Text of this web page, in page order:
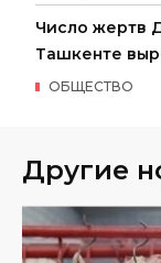
Число жертв
Ташкенте
ОБЩЕСТВО
Другие